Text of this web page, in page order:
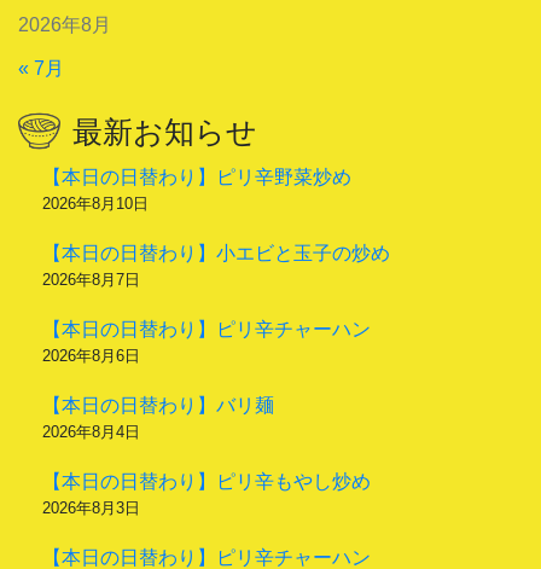
2026年8月
« 7月
最新お知らせ
【本日の日替わり】ピリ辛野菜炒め
2026年8月10日
【本日の日替わり】小エビと玉子の炒め
2026年8月7日
【本日の日替わり】ピリ辛チャーハン
2026年8月6日
【本日の日替わり】バリ麺
2026年8月4日
【本日の日替わり】ピリ辛もやし炒め
2026年8月3日
【本日の日替わり】ピリ辛チャーハン